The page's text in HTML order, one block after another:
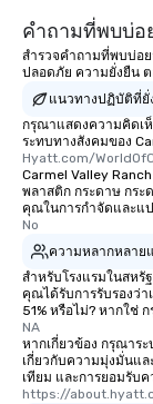
คำถามที่พบบ่อ
สำรวจคำถามที่พบบ่อย
ปลอดภัย ความยั่งยืน
แนวทางปฏิบัติที่ยั่
กรุณาแสดงความคิดเ
ระทบทางสังคมของ
Hyatt.com/
Carmel Valley
พลาสติก กระดาษ กระ
คุณในการกำจัดและแป
No
ความหลากหลาย
สำหรับโรงแรมในสหรั
คุณได้รับการรับรองว่า
51% หรือไม่? หากใช่
NA
หากเกี่ยวข้อง กรุณาร
เกี่ยวกับความมุ่งมั่นแล
เทียม และการยอมรับ
https://